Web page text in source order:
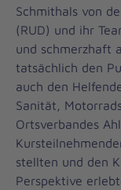
Schmithals von
(RUD) und ihr
und schmerzhaft
tatsächlich den
auch den
Sanität,
Ortsverbandes
stellten und den
Perspektive